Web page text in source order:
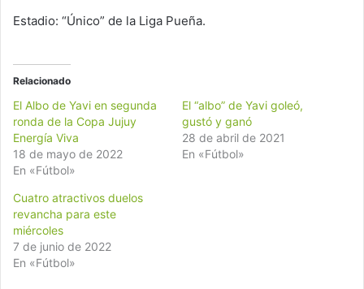
Estadio: “Único” de la Liga Pueña.
Relacionado
El Albo de Yavi en segunda
ronda de la Copa Jujuy
Energía Viva
18 de mayo de 2022
En «Fútbol»
El “albo” de Yavi goleó,
gustó y ganó
28 de abril de 2021
En «Fútbol»
Cuatro atractivos duelos
revancha para este
miércoles
7 de junio de 2022
En «Fútbol»